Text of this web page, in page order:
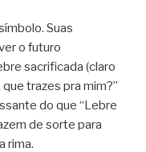
Suas
o futuro
sacrificada (claro
trazes pra mim?”
do que “Lebre
de sorte para
rima.